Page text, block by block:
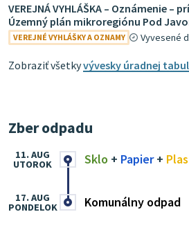
VEREJNÁ VYHLÁŠKA – Oznámenie –
Územný plán mikroregiónu Pod
VEREJNÉ VYHLÁŠKY A OZNAMY Vyvesené
Zobraziť všetkyvývesky úradnej
Zber odpadu
Sklo + Papier+
11. AUG
UTOROK
Komunálny odpad
17. AUG
PONDELOK